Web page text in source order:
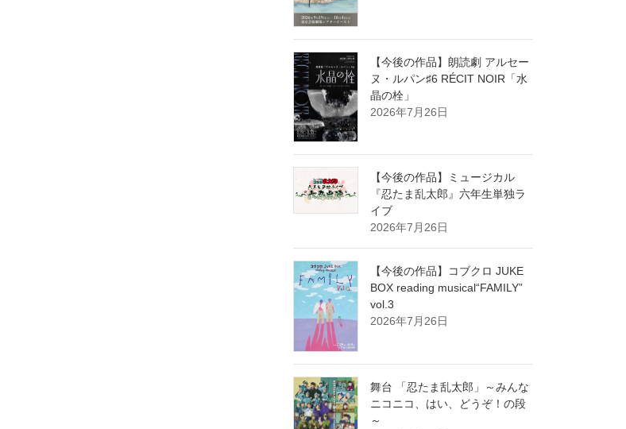
【今後の作品】朗読劇 アルセー
ヌ・ルパン♯6 RÉCIT NOIR「水
晶の栓」
2026年7月26日
【今後の作品】ミュージカル
『忍たま乱太郎』六年生単独ラ
イブ
2026年7月26日
【今後の作品】コブクロ JUKE
BOX reading musical“FAMILY”
vol.3
2026年7月26日
舞台 「忍たま乱太郎」～みんな
ニコニコ、はい、どうぞ！の段
～